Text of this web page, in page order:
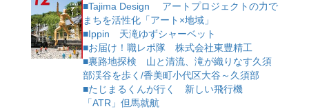
■Tajima Design アートプロジェクトの力で
まちを活性化「アート×地域」
■Ippin 天滝ゆずシャーベット
■お届け！職レポ隊 株式会社東豊精工
■裏路地探検 山と清流、滝が織りなす久須
部渓谷を歩く/香美町小代区大谷～久須部
■たじまるくんが行く 新しい飛行機
「ATR」但馬就航